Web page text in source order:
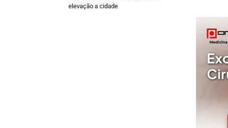
elevação a cidade